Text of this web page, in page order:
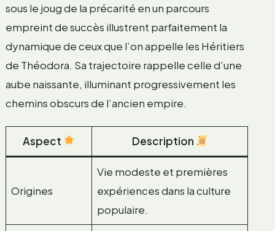
sous le joug de la précarité en un parcours
empreint de succès illustrent parfaitement la
dynamique de ceux que l’on appelle les Héritiers
de Théodora. Sa trajectoire rappelle celle d’une
aube naissante, illuminant progressivement les
chemins obscurs de l’ancien empire.
Aspect Description
Origines
Vie modeste et premières
expériences dans la culture
populaire.